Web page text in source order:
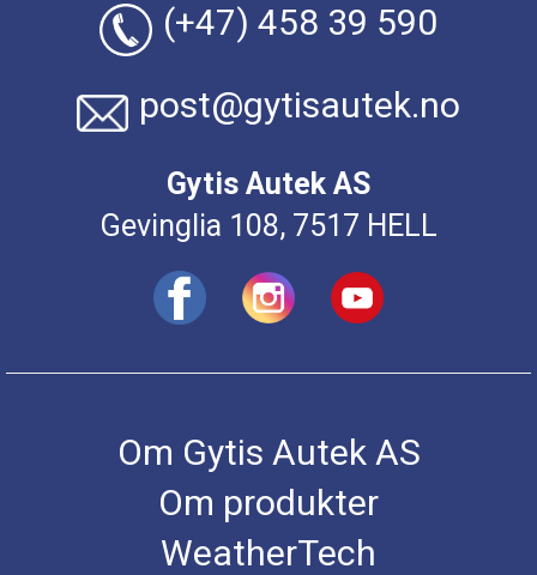
(+47) 458 39 590
post@gytisautek.no
Gytis Autek AS
Gevinglia 108, 7517 HELL
Om Gytis Autek AS
Om produkter
WeatherTech